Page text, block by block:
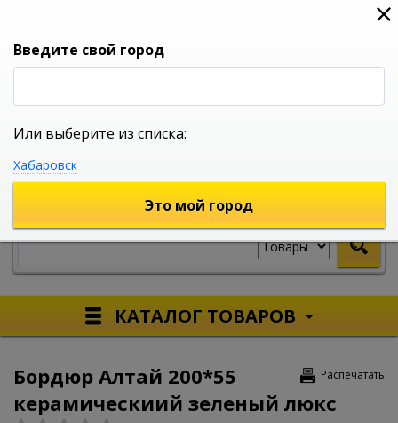
0
УНИВЕРСАЛЬНЫЙ ИНТЕРНЕТ МАГАЗИН
КАТАЛОГ ТОВАРОВ
Распечатать
Бордюр Алтай 200*55
керамическиий зеленый люкс
Введите свой город
Или выберите из списка:
Хабаровск
Это мой город